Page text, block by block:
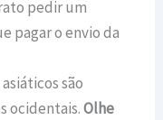
pedir um
pagar o envio da
são
ocidentais.Olhe